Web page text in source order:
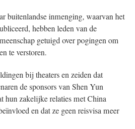
buitenlandse inmenging, waarvan het
hebben leden van de
getuigd over pogingen om
te verstoren.
bij theaters en zeiden dat
de sponsors van Shen Yun
hun zakelijke relaties met China
en dat ze geen reisvisa meer